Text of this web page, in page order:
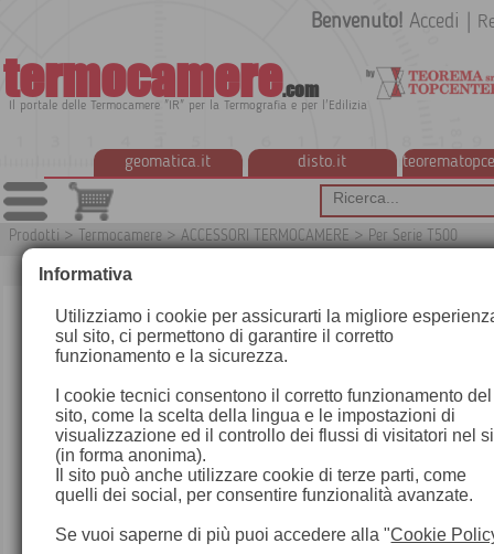
termocamere.com
Il portale delle Termocamere "IR" per la Termografia e per l'Edilizia
geomatica.it disto.it
Benvenuto! Accedi
Prodotti > Termocamere > ACCESSORI TERMOCAMERE > Per Serie T500
Informativa
Utilizziamo i cookie per assicurarti la migliore
sul sito, ci permettono di garantire il corretto
funzionamento e la sicurezza.
I cookie tecnici consentono il corretto funzionamento del
sito, come la scelta della lingua e le impostazioni di
visualizzazione ed il controllo dei flussi di visitatori nel
(in forma anonima).
Il sito può anche utilizzare cookie di terze parti, come
quelli dei social, per consentire funzionalità avanzate.
Se vuoi saperne di più puoi accedere alla "Cookie